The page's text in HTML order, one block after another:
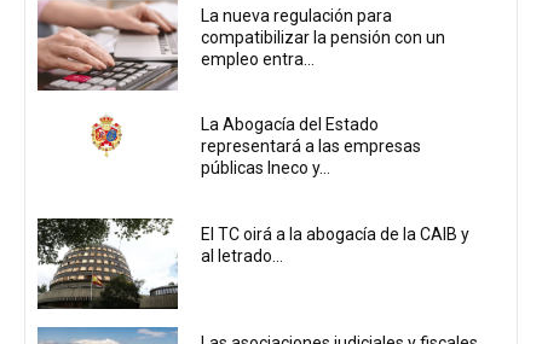
La nueva regulación para
compatibilizar la pensión con un
empleo entra...
La Abogacía del Estado
representará a las empresas
públicas Ineco y...
El TC oirá a la abogacía de la CAIB y
al letrado...